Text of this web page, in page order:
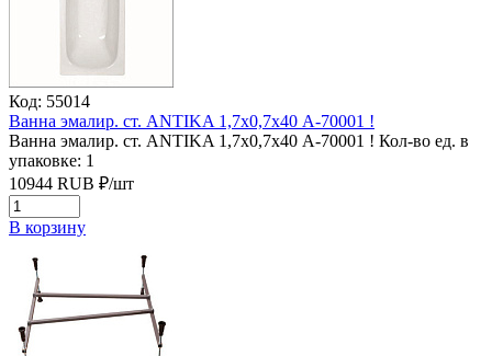
Код: 55014
Ванна эмалир. ст. ANTIKA 1,7х0,7х40 А-70001 !
Ванна эмалир. ст. ANTIKA 1,7х0,7х40 А-70001 ! Кол-во ед. в
упаковке: 1
10944 RUB ₽/шт
В корзину